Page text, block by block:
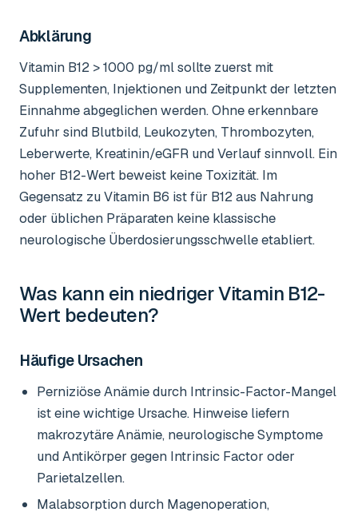
Abklärung
Vitamin B12 > 1000 pg/ml sollte zuerst mit
Supplementen, Injektionen und Zeitpunkt der letzten
Einnahme abgeglichen werden. Ohne erkennbare
Zufuhr sind Blutbild, Leukozyten, Thrombozyten,
Leberwerte, Kreatinin/eGFR und Verlauf sinnvoll. Ein
hoher B12-Wert beweist keine Toxizität. Im
Gegensatz zu Vitamin B6 ist für B12 aus Nahrung
oder üblichen Präparaten keine klassische
neurologische Überdosierungsschwelle etabliert.
Was kann ein niedrigerVitamin B12-
Wert bedeuten?
Häufige Ursachen
Perniziöse Anämie durch Intrinsic-Factor-Mangel
ist eine wichtige Ursache. Hinweise liefern
makrozytäre Anämie, neurologische Symptome
und Antikörper gegen Intrinsic Factor oder
Parietalzellen.
Malabsorption durch Magenoperation,